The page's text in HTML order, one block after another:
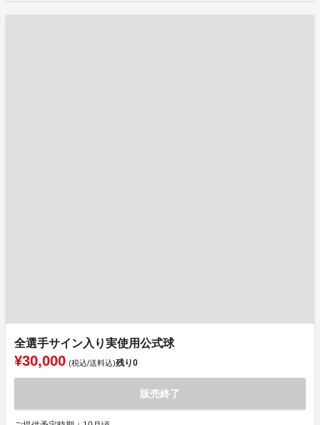
全選手サイン入り実使用公式球
¥30,000 (税込/送料込)残り0
販売終了